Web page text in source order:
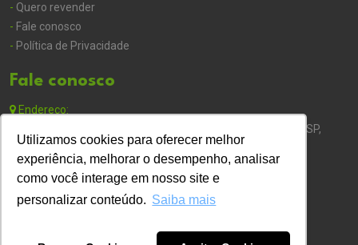
Utilizamos cookies para oferecer melhor
experiência, melhorar o desempenho, analisar
como você interage em nosso site e
personalizar conteúdo. Saiba mais
- Quero revender
- Fale conosco
- Política de Privacidade
Fale conosco
Endereço:
Av. Hugo Betarello, 4980 -Pq. Franville, Franca - SP Franca - SP,
14403-579
Telefone:
(16) 3409-1456